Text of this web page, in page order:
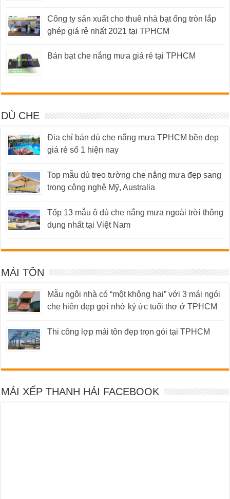
Công ty sản xuất cho thuê nhà bạt ống tròn lắp
ghép giá rẻ nhất 2021 tại TPHCM
Bán bạt che nắng mưa giá rẻ tại TPHCM
DÙ CHE
Địa chỉ bán dù che nắng mưa TPHCM bền đẹp
giá rẻ số 1 hiện nay
Top mẫu dù treo tường che nắng mưa đẹp sang
trọng cộng nghệ Mỹ, Australia
Tốp 13 mẫu ô dù che nắng mưa ngoài trời thông
dụng nhất tại Việt Nam
MÁI TÔN
Mẫu ngôi nhà có “một không hai” với 3 mái ngói
che hiên đẹp gợi nhớ ký ức tuổi thơ ở TPHCM
Thi công lợp mái tôn đẹp trọn gói tại TPHCM
MÁI XẾP THANH HẢI FACEBOOK